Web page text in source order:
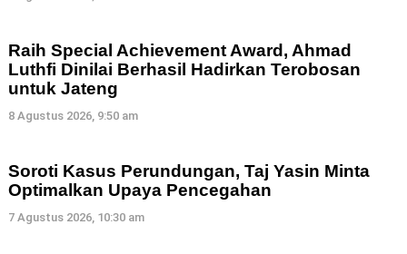
Raih Special Achievement Award, Ahmad
Luthfi Dinilai Berhasil Hadirkan Terobosan
untuk Jateng
8 Agustus 2026, 9:50 am
Soroti Kasus Perundungan, Taj Yasin Minta
Optimalkan Upaya Pencegahan
7 Agustus 2026, 10:30 am